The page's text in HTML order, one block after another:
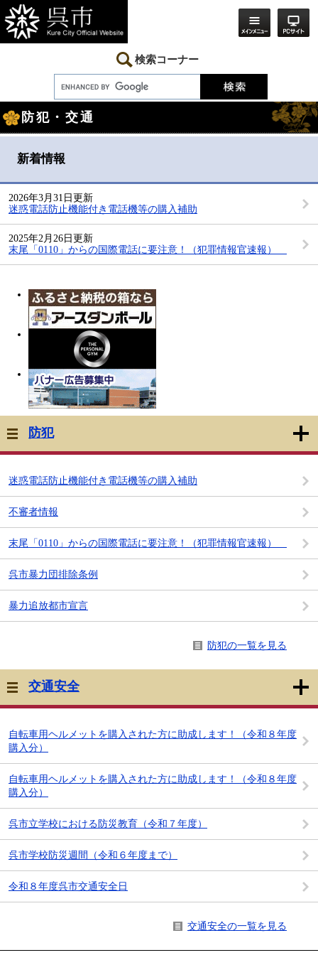
ー
ジ
の
ニ
ュ
ー
て
本
文
検索コーナー
文
防犯・交通
新着情報
2026年3月31日更新
迷惑電話防止機能付き電話機等の購入補助
2025年2月26日更新
末尾「0110」からの国際電話に要注意！（犯罪情報官速報）
防犯
迷惑電話防止機能付き電話機等の購入補助
不審者情報
末尾「0110」からの国際電話に要注意！（犯罪情報官速報）
呉市暴力団排除条例
暴力追放都市宣言
防犯の一覧を見る
交通安全
自転車用ヘルメットを購入された方に助成します！（令和８年度
購入分）
自転車用ヘルメットを購入された方に助成します！（令和８年度
購入分）
呉市立学校における防災教育（令和７年度）
呉市学校防災週間（令和６年度まで）
令和８年度呉市交通安全日
交通安全の一覧を見る